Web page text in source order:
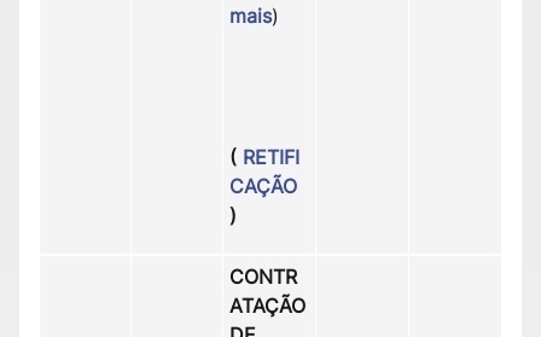
mais)
( RETIFI
CAÇÃO
)
CONTR
ATAÇÃO